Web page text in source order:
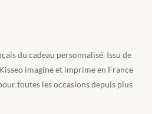
du cadeau personnalisé. Issu de
imagine et imprime en France
toutes les occasions depuis plus